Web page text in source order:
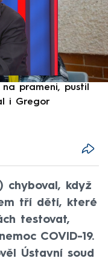
prameni, pustil
i Gregor
chyboval, když
tří dětí, které
testovat,
COVID-19.
Ústavní soud